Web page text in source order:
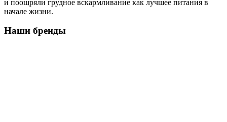
и поощряли грудное вскармливание как лучшее питания в
начале жизни.
Наши бренды